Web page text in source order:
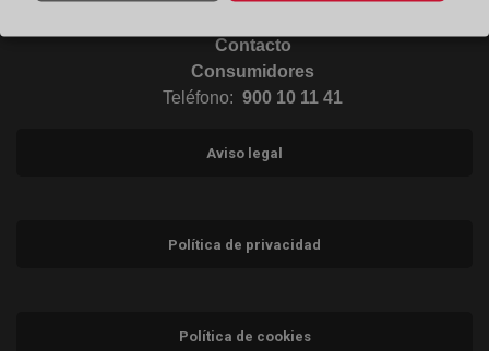
Contacto
Consumidores
Teléfono: 900 10 11 41
Aviso legal
Política de privacidad
Política de cookies